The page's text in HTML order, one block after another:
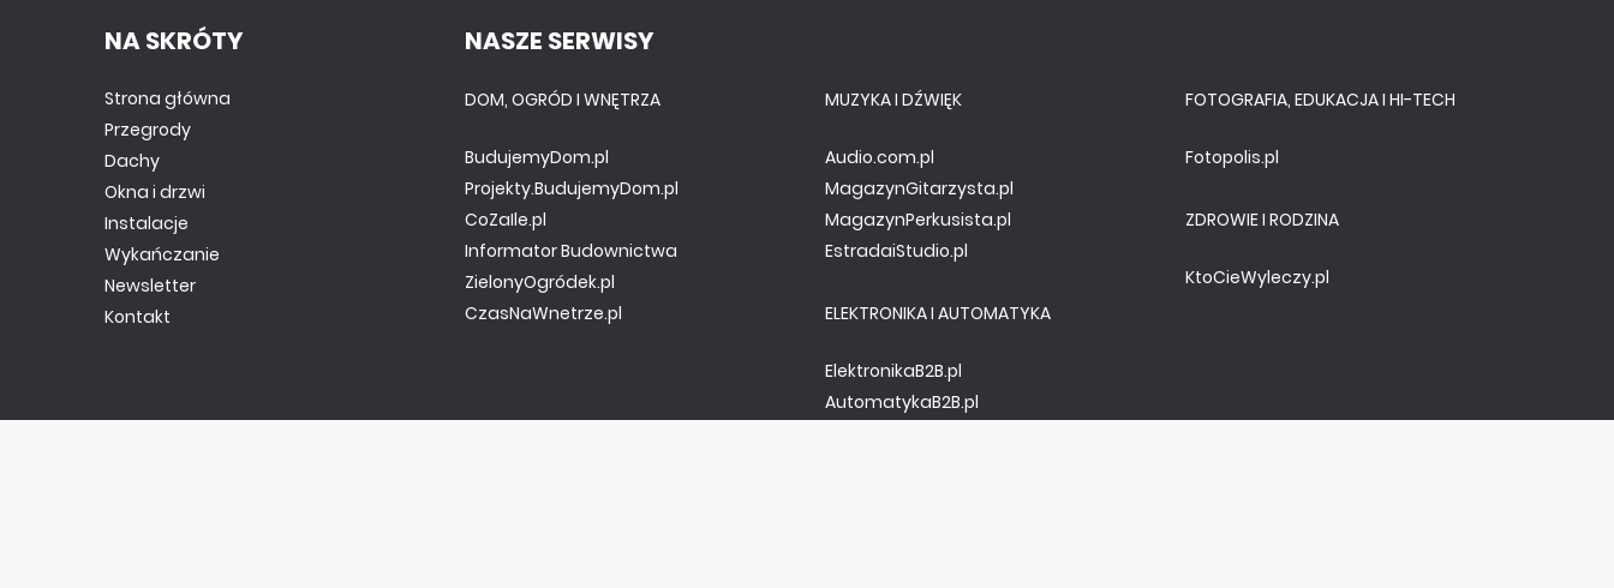
NA SKRÓTY
Strona główna
Przegrody
Dachy
Okna i drzwi
Instalacje
Wykańczanie
Newsletter
Kontakt
NASZE SERWISY
DOM, OGRÓD I WNĘTRZA
BudujemyDom.pl
Projekty.BudujemyDom.pl
CoZaIle.pl
Informator Budownictwa
ZielonyOgródek.pl
CzasNaWnetrze.pl
MUZYKA I DŹWIĘK
Audio.com.pl
MagazynGitarzysta.pl
MagazynPerkusista.pl
EstradaiStudio.pl
ELEKTRONIKA I AUTOMATYKA
ElektronikaB2B.pl
AutomatykaB2B.pl
FOTOGRAFIA, EDUKACJA I HI-TECH
Fotopolis.pl
ZDROWIE I RODZINA
KtoCieWyleczy.pl